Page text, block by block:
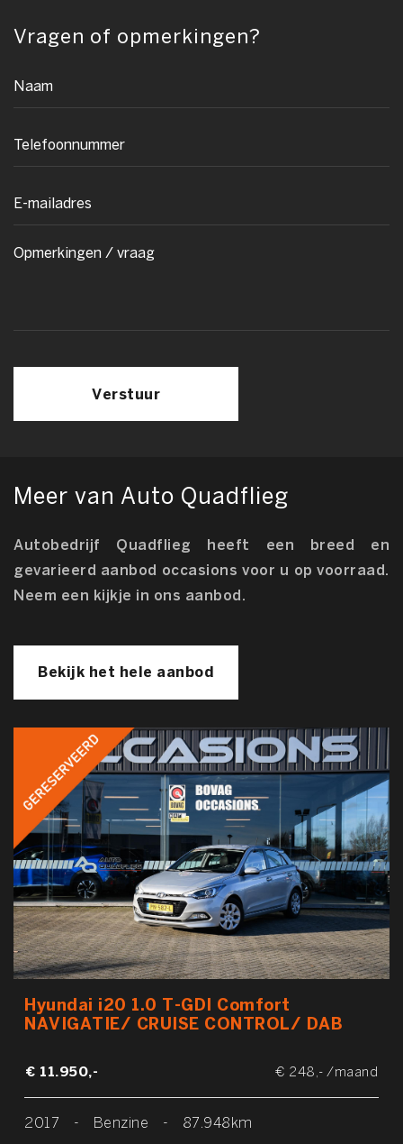
Vragen of opmerkingen?
Verstuur
Meer van Auto Quadflieg
Autobedrijf Quadflieg heeft een breed en
gevarieerd aanbod occasions voor u op voorraad.
Neem een kijkje in ons aanbod.
Bekijk het hele aanbod
Hyundai i20 1.0 T-GDI Comfort
NAVIGATIE/ CRUISE CONTROL/ DAB
€ 11.950,- € 248,- /maand
2017 - Benzine - 87.948km